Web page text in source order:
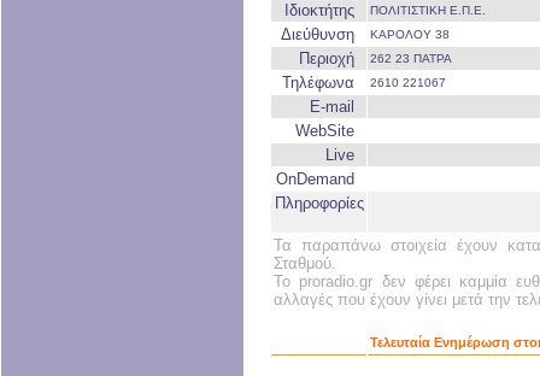
Ιδιοκτήτης ΠΟΛΙΤΙΣΤΙΚΗ Ε.Π.Ε.
Διεύθυνση ΚΑΡΟΛΟΥ 38
Περιοχή 262 23 ΠΑΤΡΑ
Τηλέφωνα 2610 221067
E-mail
WebSite
Live
OnDemand
Πληροφορίες
Τα παραπάνω στοιχεία έχουν
Σταθμού.
Το proradio.gr δεν φέρει καμμία
αλλαγές που έχουν γίνει μετά την
Τελευταία Ενημέρωση